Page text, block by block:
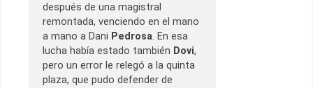
después de una magistral
remontada, venciendo en el mano
a mano a Dani Pedrosa. En esa
lucha había estado también Dovi,
pero un error le relegó a la quinta
plaza, que pudo defender de